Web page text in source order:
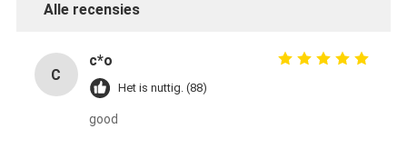
Alle recensies
C
c*o
Het is nuttig. (88)
good